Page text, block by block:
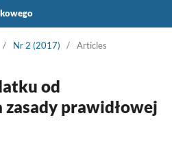
/ Nr 2 (2017) / Articles
od
prawidłowej